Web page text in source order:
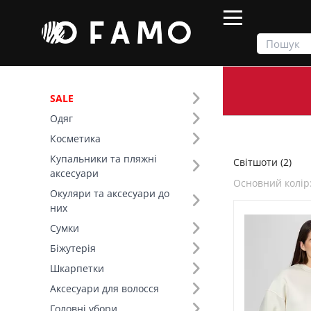
SALE
Одяг
Косметика
Купальники та пляжні
аксесуари
Окуляри та аксесуари до
них
Сумки
Біжутерія
Шкарпетки
Аксесуари для волосся
Світшоти
Фільтр
Ціна
SALE
Розмір (4)
Основний колір (10)
Світшоти (2)
Основний